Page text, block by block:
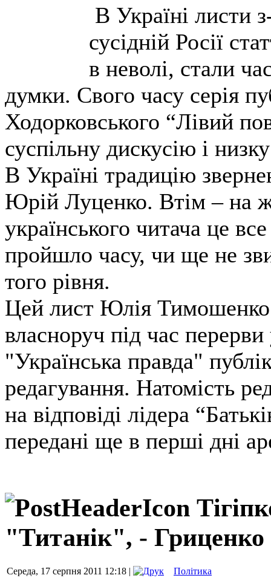
В Україні листи
сусідній Росії
в неволі, стали
думки. Свого часу серія
Ходорковського “Лівий
суспільну дискусію і
В Україні традицію
Юрій Луценко. Втім – на
українського читача це
пройшло часу, чи ще не
того рівня.
Цей лист Юлія Тимошенко
власноруч під час
"Українська правда"
редагування. Натомість
на відповіді лідера
передані ще в перші дні
"Титанік", - Гриценко
Середа, 17 серпня 2011 12:18 | Політика